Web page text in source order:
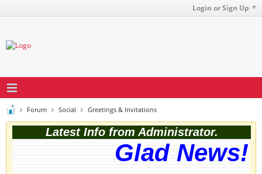
Login or Sign Up
Forum Social Greetings & Invitations
Latest Info from Administrator.
Glad News!